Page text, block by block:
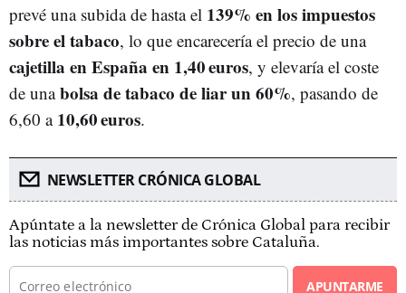
prevé una subida de hasta el 139% en los impuestos
sobre el tabaco, lo que encarecería el precio de una
cajetilla en España en 1,40 euros, y elevaría el coste
de unabolsa de tabaco de liar un 60%, pasando de
6,60 a 10,60 euros.
NEWSLETTER CRÓNICA GLOBAL
Apúntate a la newsletter de Crónica Global para recibir
las noticias más importantes sobre Cataluña.
APUNTARME